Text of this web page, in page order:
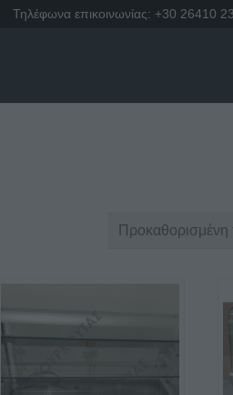
Τηλέφωνα επικοινωνίας: +30 26410